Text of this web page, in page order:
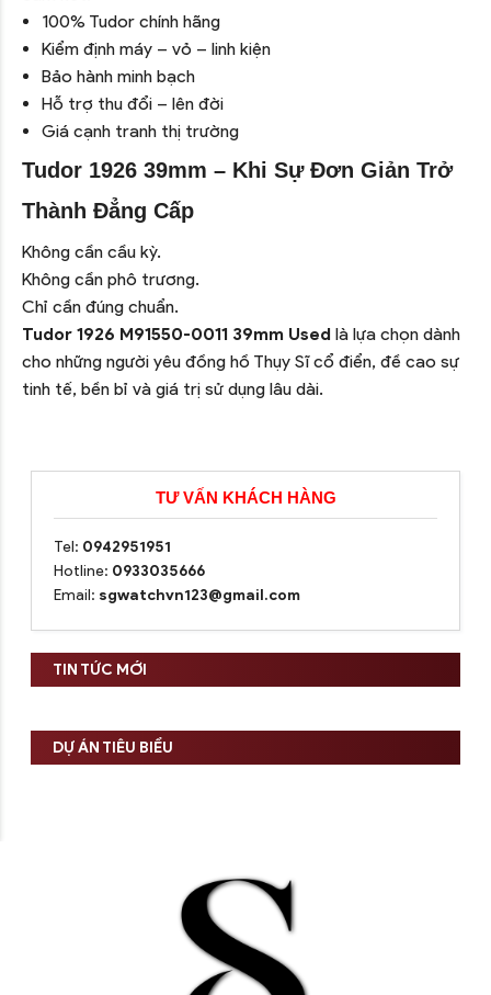
100% Tudor chính hãng
Kiểm định máy – vỏ – linh kiện
Bảo hành minh bạch
Hỗ trợ thu đổi – lên đời
Giá cạnh tranh thị trường
Tudor 1926 39mm – Khi Sự Đơn Giản Trở
Thành Đẳng Cấp
Không cần cầu kỳ.
Không cần phô trương.
Chỉ cần đúng chuẩn.
Tudor 1926 M91550-0011 39mm Used là lựa chọn dành
cho những người yêu đồng hồ Thụy Sĩ cổ điển, đề cao sự
tinh tế, bền bỉ và giá trị sử dụng lâu dài.
TƯ VẤN KHÁCH HÀNG
Tel: 0942951951
Hotline: 0933035666
Email: sgwatchvn123@gmail.com
TIN TỨC MỚI
DỰ ÁN TIÊU BIỂU